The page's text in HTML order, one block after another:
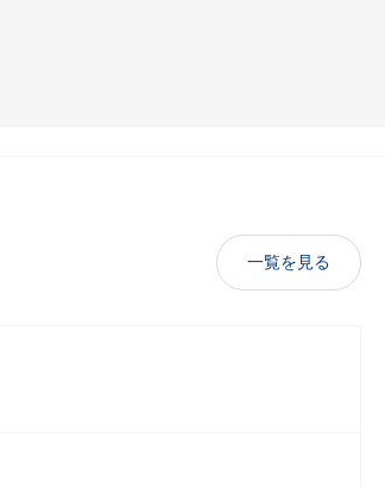
一覧を見る